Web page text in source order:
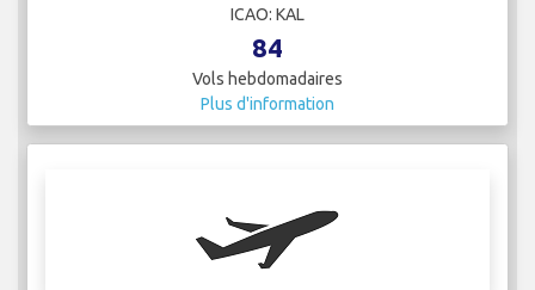
ICAO: KAL
84
Vols hebdomadaires
Plus d'information